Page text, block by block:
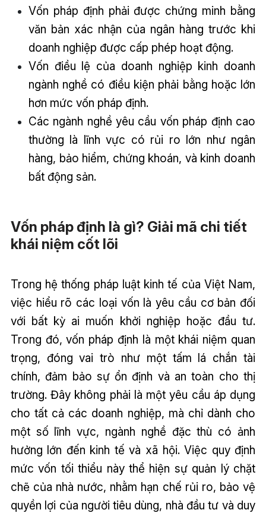
Vốn pháp định phải được chứng minh bằng
văn bản xác nhận của ngân hàng trước khi
doanh nghiệp được cấp phép hoạt động.
Vốn điều lệ của doanh nghiệp kinh doanh
ngành nghề có điều kiện phải bằng hoặc lớn
hơn mức vốn pháp định.
Các ngành nghề yêu cầu vốn pháp định cao
thường là lĩnh vực có rủi ro lớn như ngân
hàng, bảo hiểm, chứng khoán, và kinh doanh
bất động sản.
Vốn pháp định là gì? Giải mã chi tiết
khái niệm cốt lõi
Trong hệ thống pháp luật kinh tế của Việt Nam,
việc hiểu rõ các loại vốn là yêu cầu cơ bản đối
với bất kỳ ai muốn khởi nghiệp hoặc đầu tư.
Trong đó, vốn pháp định là một khái niệm quan
trọng, đóng vai trò như một tấm lá chắn tài
chính, đảm bảo sự ổn định và an toàn cho thị
trường. Đây không phải là một yêu cầu áp dụng
cho tất cả các doanh nghiệp, mà chỉ dành cho
một số lĩnh vực, ngành nghề đặc thù có ảnh
hưởng lớn đến kinh tế và xã hội. Việc quy định
mức vốn tối thiểu này thể hiện sự quản lý chặt
chẽ của nhà nước, nhằm hạn chế rủi ro, bảo vệ
quyền lợi của người tiêu dùng, nhà đầu tư và duy